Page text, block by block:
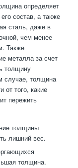
определяет
состав, а также
сталь, даже в
чем менее
Также
металла за счет
толщину
случае, толщина
от того, какие
пережить
толщины
лишний вес.
толщина.